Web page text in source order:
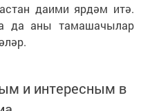
даими ярдәм итә.
да аны тамашачылар
и интересным в